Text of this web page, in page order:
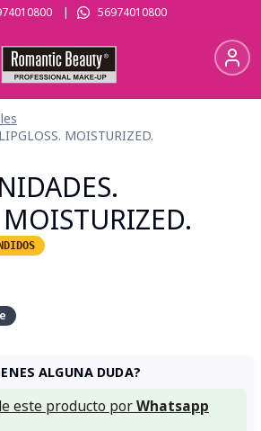
| 56974010800
MOISTURIZED.
ALGUNA DUDA?
este producto porWhatsapp